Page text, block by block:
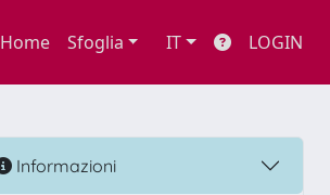
Home Sfoglia IT LOGIN
Informazioni